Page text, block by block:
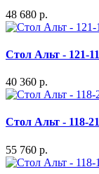
48 680 р.
Стол Альт - 121-11
40 360 р.
Стол Альт - 118-21
55 760 р.